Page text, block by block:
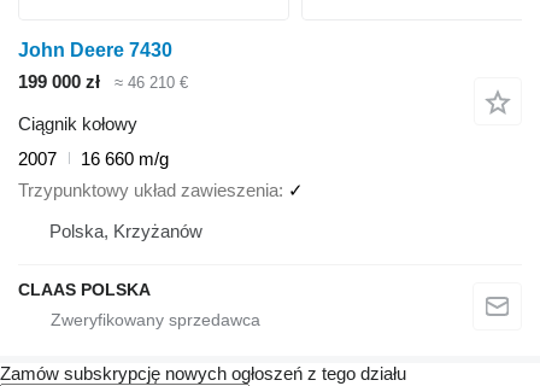
John Deere 7430
199 000 zł
≈ 46 210 €
Ciągnik kołowy
2007
16 660 m/g
Trzypunktowy układ zawieszenia ✓
Polska, Krzyżanów
CLAAS POLSKA
Zamów subskrypcję nowych ogłoszeń z tego działu